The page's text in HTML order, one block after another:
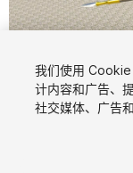
我们使用 Cookie
计内容和广告、
社交媒体、广告